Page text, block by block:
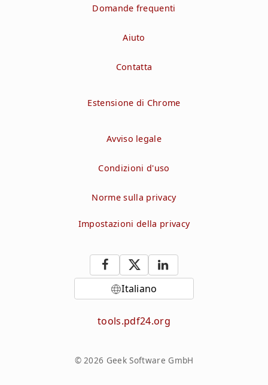
Domande frequenti
Aiuto
Contatta
Estensione di Chrome
Avviso legale
Condizioni d'uso
Norme sulla privacy
Impostazioni della privacy
Italiano
tools.pdf24.org
© 2026 Geek Software GmbH